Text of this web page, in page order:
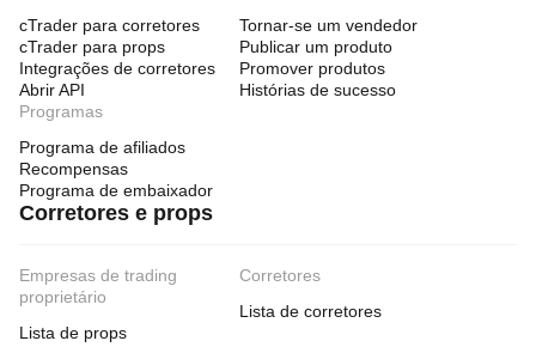
cTrader para corretores
cTrader para props
Integrações de corretores
Abrir API
Tornar-se um vendedor
Publicar um produto
Promover produtos
Histórias de sucesso
Programas
Programa de afiliados
Recompensas
Programa de embaixador
Corretores e props
Empresas de trading
proprietário
Lista de props
Corretores
Lista de corretores